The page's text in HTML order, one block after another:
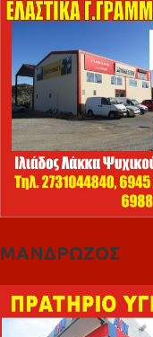
ΜΑΝΔΡΩΖΟΣ